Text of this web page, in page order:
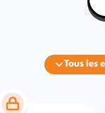
Tous les